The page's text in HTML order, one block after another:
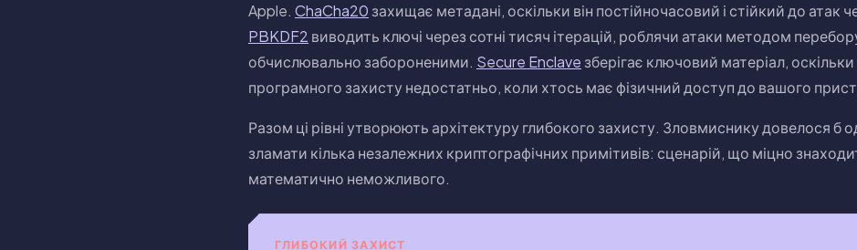
Apple. ChaCha20 захищає метадані, оскільки він постійночасовий і стійкий до атак
PBKDF2 виводить ключі через сотні тисяч ітерацій, роблячи атаки методом
обчислювально забороненими. Secure Enclave зберігає ключовий матеріал,
програмного захисту недостатньо, коли хтось має фізичний доступ до вашого
Разом ці рівні утворюють архітектуру глибокого захисту. Зловмиснику довелося б
зламати кілька незалежних криптографічних примітивів: сценарій, що міцно
математично неможливого.
ГЛИБОКИЙ ЗАХИСТ